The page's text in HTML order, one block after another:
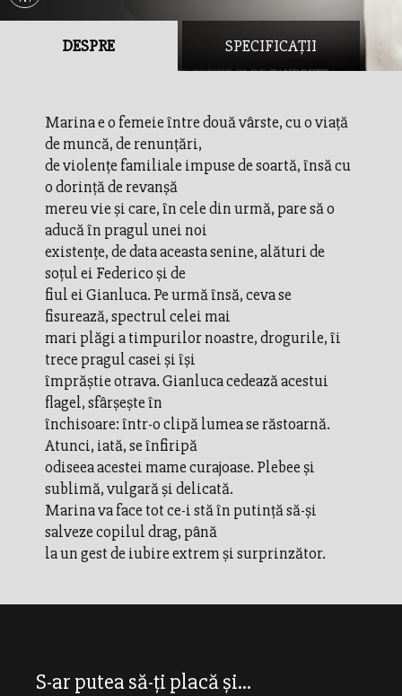
DESPRE SPECIFICAȚII
Marina e o femeie între două vârste, cu o viaţă
de muncă, de renunţări,
de violenţe familiale impuse de soartă, însă cu
o dorinţă de revanşă
mereu vie şi care, în cele din urmă, pare să o
aducă în pragul unei noi
existenţe, de data aceasta senine, alături de
soţul ei Federico şi de
fiul ei Gianluca. Pe urmă însă, ceva se
fisurează, spectrul celei mai
mari plăgi a timpurilor noastre, drogurile, îi
trece pragul casei şi îşi
împrăştie otrava. Gianluca cedează acestui
flagel, sfârşeşte în
închisoare: într-o clipă lumea se răstoarnă.
Atunci, iată, se înfiripă
odiseea acestei mame curajoase. Plebee şi
sublimă, vulgară şi delicată.
Marina va face tot ce-i stă în putinţă să-şi
salveze copilul drag, până
la un gest de iubire extrem şi surprinzător.
S-ar putea să-ți placă și...